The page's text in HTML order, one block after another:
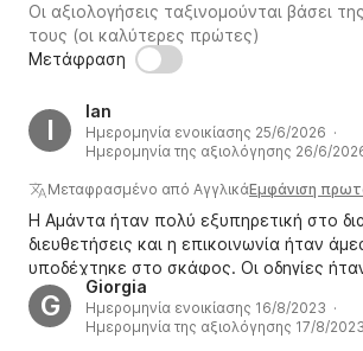
Οι αξιολογήσεις ταξινομούνται βάσει
τους (οι καλύτερες πρώτες)
Μετάφραση
I
Ian
Ημερομηνία ενοικίασης 25/6/2026 ·
Ημερομηνία της αξιολόγησης 26/6/
Μεταφρασμένο από ΑγγλικάΕμφάνιση
Η Αμάντα ήταν πολύ εξυπηρετική στο
διευθετήσεις και η επικοινωνία ήταν
υποδέχτηκε στο σκάφος. Οι οδηγίες
λεπτομερείς και επαγγελματικές. Το
συντηρημένο και φροντισμένο.
υπέροχη μέρα, πανέμορφη. Θα
G
Giorgia
Ημερομηνία ενοικίασης 16/8/2023 ·
Ημερομηνία της αξιολόγησης 17/8/2023